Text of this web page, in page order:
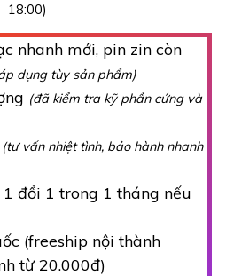
18:00)
nhanh mới, pin zin còn
dụng tùy sản phẩm)
(đã kiểm tra kỹ phần cứng và
(tư vấn nhiệt tình, bảo hành nhanh
1 đổi 1 trong 1 tháng nếu
(freeship nội thành
từ 20.000đ)